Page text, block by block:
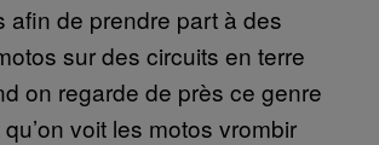
afin de prendre part à des
sur des circuits en terre
on regarde de près ce genre
voit les motos vrombir